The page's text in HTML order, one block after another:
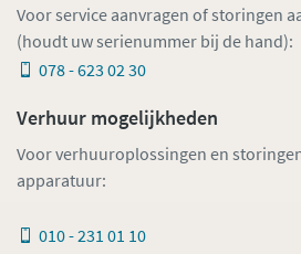
Voor service aanvragen of storingen
(houdt uw serienummer bij de hand):
078 - 623 02 30
Verhuur mogelijkheden
Voor verhuuroplossingen en
apparatuur:
010 - 231 01 10